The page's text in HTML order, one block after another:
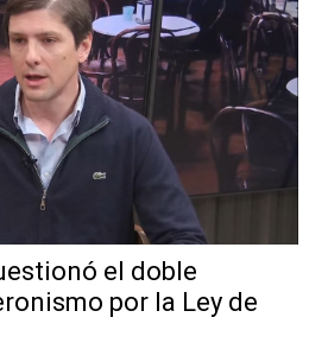
el doble
por la Ley de